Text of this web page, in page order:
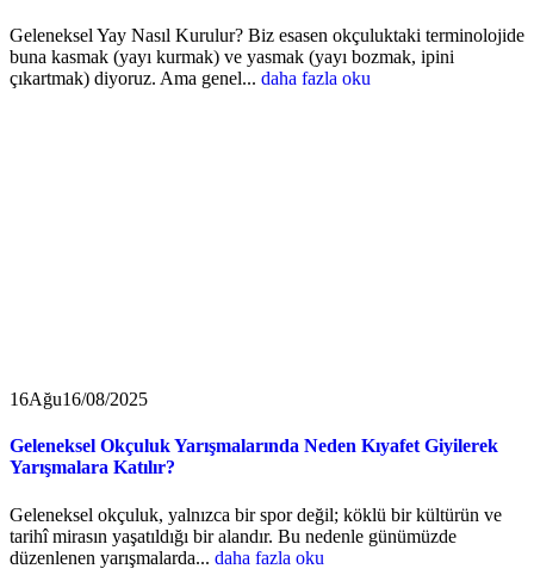
Geleneksel Yay Nasıl Kurulur? Biz esasen okçuluktaki terminolojide
buna kasmak (yayı kurmak) ve yasmak (yayı bozmak, ipini
çıkartmak) diyoruz. Ama genel... daha fazla oku
16Ağu16/08/2025
Geleneksel Okçuluk Yarışmalarında Neden Kıyafet Giyilerek
Yarışmalara Katılır?
Geleneksel okçuluk, yalnızca bir spor değil; köklü bir kültürün ve
tarihî mirasın yaşatıldığı bir alandır. Bu nedenle günümüzde
düzenlenen yarışmalarda... daha fazla oku